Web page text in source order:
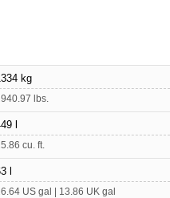
kg
lbs.
l
cu. ft.
l
US gal | 13.86 UK gal